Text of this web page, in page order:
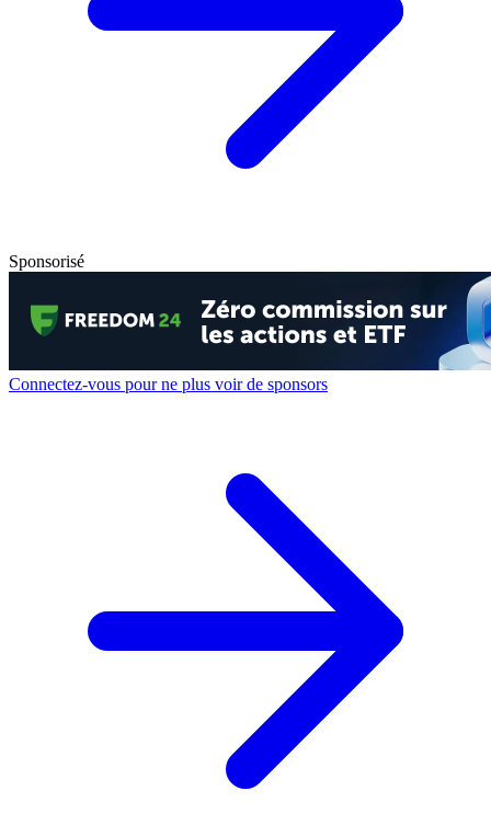
Sponsorisé
Connectez-vous pour ne plus voir de sponsors